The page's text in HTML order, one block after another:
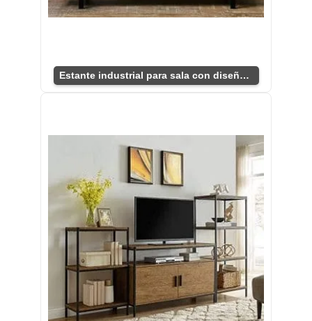
Estante industrial para sala con diseño minimalista